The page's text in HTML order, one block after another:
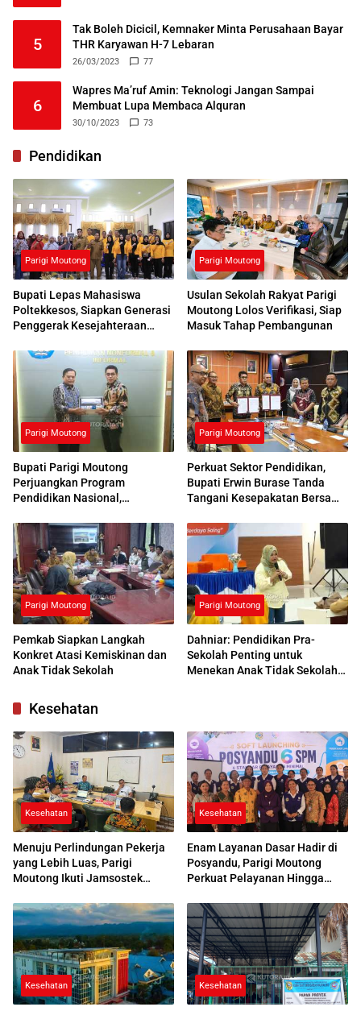
5
Tak Boleh Dicicil, Kemnaker Minta Perusahaan Bayar
THR Karyawan H-7 Lebaran
26/03/2023 77
6
Wapres Ma’ruf Amin: Teknologi Jangan Sampai
Membuat Lupa Membaca Alquran
30/10/2023 73
Pendidikan
Parigi Moutong
Bupati Lepas Mahasiswa
Poltekkesos, Siapkan Generasi
Penggerak Kesejahteraan
Parigi Moutong
Usulan Sekolah Rakyat Parigi
Moutong Lolos Verifikasi, Siap
Masuk Tahap Pembangunan
Parigi Moutong
Bupati Parigi Moutong
Perjuangkan Program
Pendidikan Nasional,
Respons Positif
Parigi Moutong
Perkuat Sektor Pendidikan,
Bupati Erwin Burase Tanda
Tangani Kesepakatan Bersama
Parigi Moutong
Pemkab Siapkan Langkah
Konkret Atasi Kemiskinan dan
Anak Tidak Sekolah
Parigi Moutong
Dahniar: Pendidikan Pra-
Sekolah Penting untuk
Menekan Anak Tidak Sekolah
Kesehatan
Kesehatan
Menuju Perlindungan Pekerja
yang Lebih Luas, Parigi
Moutong Ikuti Jamsostek
Kesehatan
Enam Layanan Dasar Hadir di
Posyandu, Parigi Moutong
Perkuat Pelayanan Hingga
Kesehatan Kesehatan